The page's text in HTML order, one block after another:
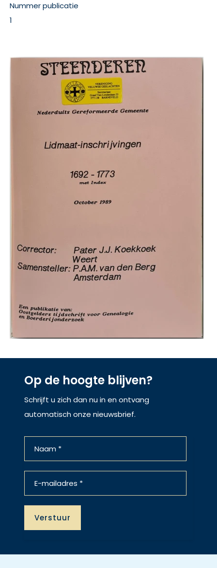
Nummer publicatie
1
Op de hoogte blijven?
Schrijft u zich dan nu in en ontvang
automatisch onze nieuwsbrief.